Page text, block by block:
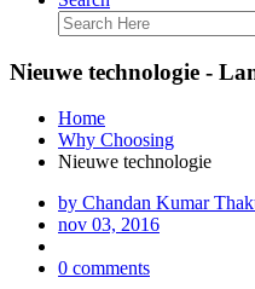
Nieuwe technologie -
Home
Why Choosing
Nieuwe technologie
by Chandan Kumar
nov 03, 2016
0 comments